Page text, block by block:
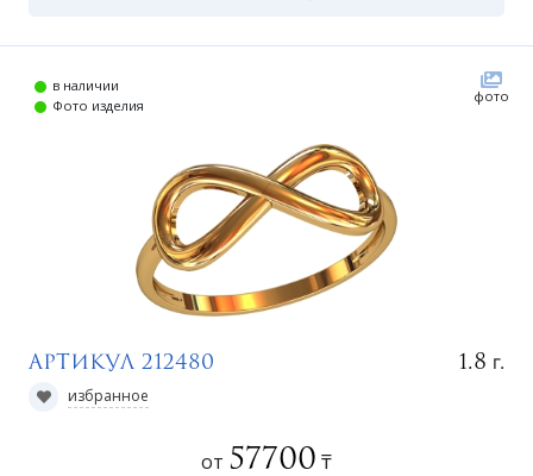
в наличии
Фото изделия
фото
Артикул 212480 1.8 г.
избранное
от 57700 ₸